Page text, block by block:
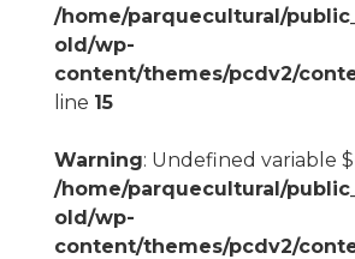
/home/parquecultural/
old/wp-
content/themes/pcdv2/
line 15
Warning: Undefined variable
/home/parquecultural/
old/wp-
content/themes/pcdv2/